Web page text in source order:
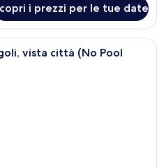
i prezzi per le tue date
Una camera d'albergo con due letti,
vista città (No Pool